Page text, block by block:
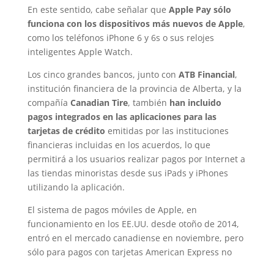
En este sentido, cabe señalar que Apple Pay sólo
funciona con los dispositivos más nuevos de Apple,
como los teléfonos iPhone 6 y 6s o sus relojes
inteligentes Apple Watch.
Los cinco grandes bancos, junto con ATB Financial,
institución financiera de la provincia de Alberta, y la
compañía Canadian Tire, también han incluido
pagos integrados en las aplicaciones para las
tarjetas de crédito emitidas por las instituciones
financieras incluidas en los acuerdos, lo que
permitirá a los usuarios realizar pagos por Internet a
las tiendas minoristas desde sus iPads y iPhones
utilizando la aplicación.
El sistema de pagos móviles de Apple, en
funcionamiento en los EE.UU. desde otoño de 2014,
entró en el mercado canadiense en noviembre, pero
sólo para pagos con tarjetas American Express no